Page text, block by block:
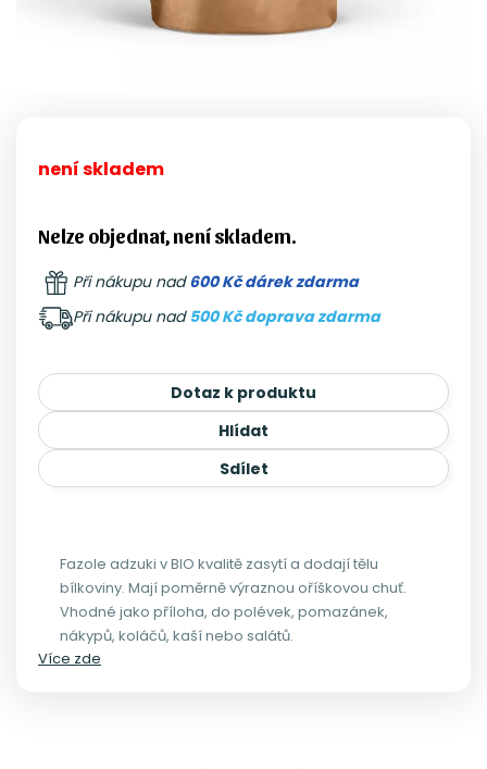
není skladem
Nelze objednat, není skladem.
Při nákupu nad600 Kč dárek zdarma
Při nákupu nad 500 Kč doprava zdarma
Dotaz k produktu
Hlídat
Sdílet
Fazole adzuki v BIO kvalitě zasytí a dodají tělu
bílkoviny. Mají poměrně výraznou oříškovou chuť.
Vhodné jako příloha, do polévek, pomazánek,
nákypů, koláčů, kaší nebo salátů.
Více zde